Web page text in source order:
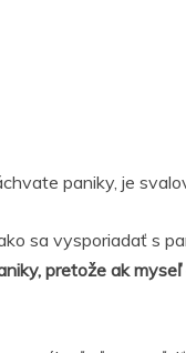
paniky, je
sa vysporiadať s
pretože ak myseľ